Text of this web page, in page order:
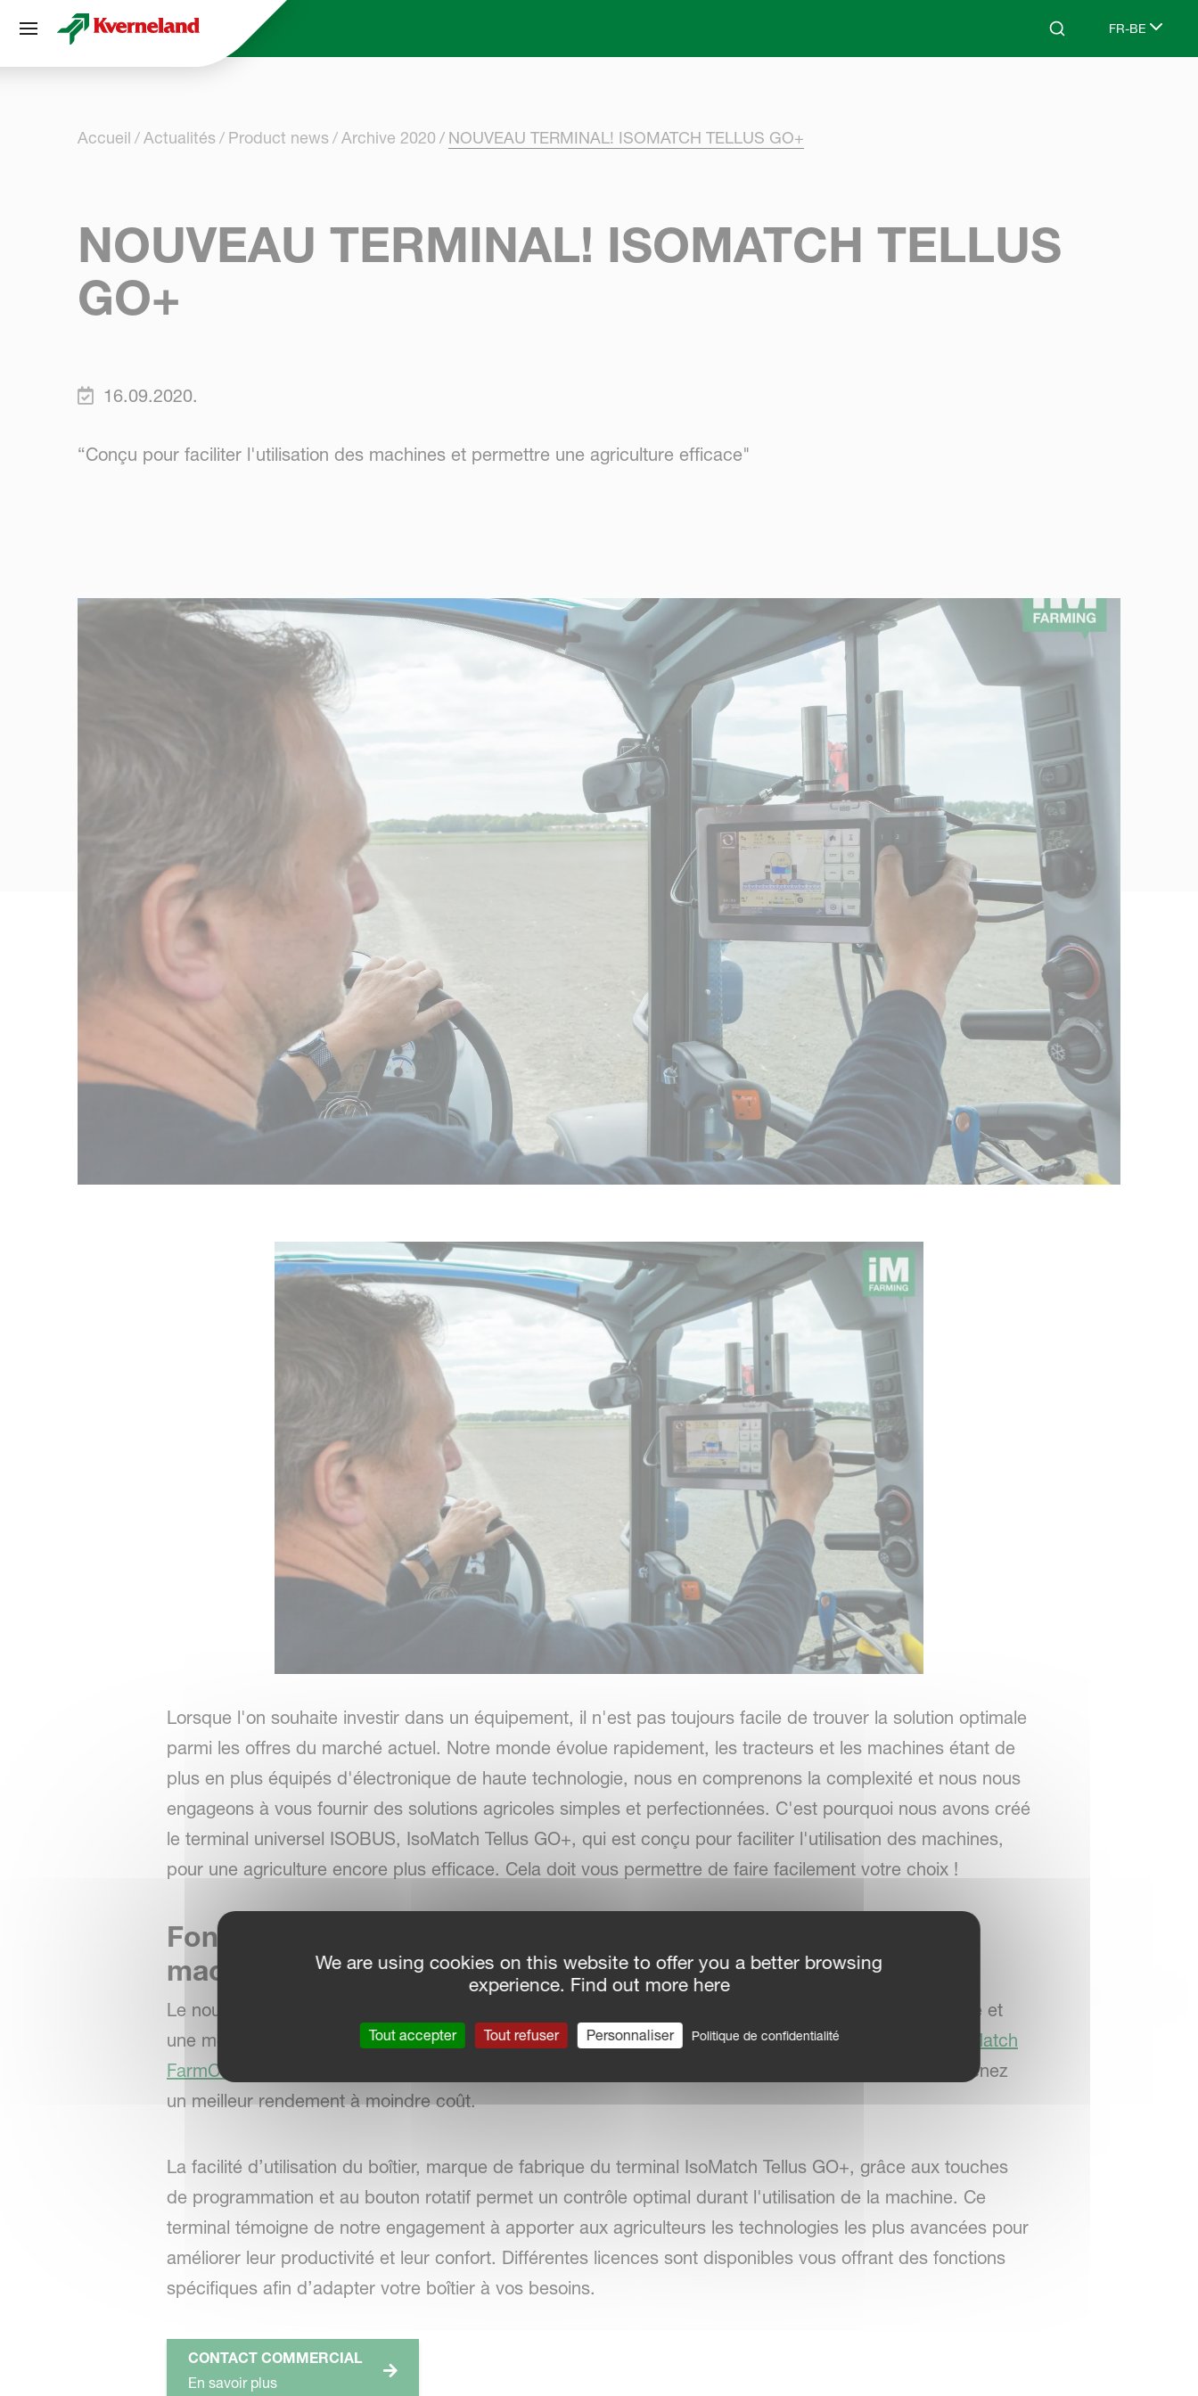
Search FR-BE
Select
Accueil Actualités Product news Archive 2020 NOUVEAU TERMINAL! ISOMATCH TELLUS GO+
NOUVEAU TERMINAL! ISOMATCH TELLUS
GO+
16.09.2020.
“Conçu pour faciliter l'utilisation des machines et permettre une agriculture efficace"
Lorsque l'on souhaite investir dans un équipement, il n'est pas toujours facile de trouver la solution optimale
parmi les offres du marché actuel. Notre monde évolue rapidement, les tracteurs et les machines étant de
plus en plus équipés d'électronique de haute technologie, nous en comprenons la complexité et nous nous
engageons à vous fournir des solutions agricoles simples et perfectionnées. C'est pourquoi nous avons créé
le terminal universel ISOBUS, IsoMatch Tellus GO+, qui est conçu pour faciliter l'utilisation des machines,
pour une agriculture encore plus efficace. Cela doit vous permettre de faire facilement votre choix !
Fonctions avancées et une connecsion à distance à votre
machine
Le nouvel IsoMatch Tellus GO+ est doté d'un processeur plus puissant, offrant une meilleure réactivité et
une meilleure fluidité de la navigation. L'IsoMatch Tellus GO+ peut gérer des applications comme
IsoMatch
FarmCentre
, vous offrant des fonctions avancées et une connexion à distance à votre machine : Obtenez
un meilleur rendement à moindre coût.
La facilité d’utilisation du boîtier, marque de fabrique du terminal IsoMatch Tellus GO+, grâce aux touches
de programmation et au bouton rotatif permet un contrôle optimal durant l'utilisation de la machine. Ce
terminal témoigne de notre engagement à apporter aux agriculteurs les technologies les plus avancées pour
améliorer leur productivité et leur confort. Différentes licences sont disponibles vous offrant des fonctions
spécifiques afin d’adapter votre boîtier à vos besoins.
CONTACT COMMERCIAL
En savoir plus
Panneau de gestion des cookies
We are using cookies on this website to offer you a better browsing
experience. Find out more here
Tout accepter Tout refuser Personnaliser Politique de confidentialité